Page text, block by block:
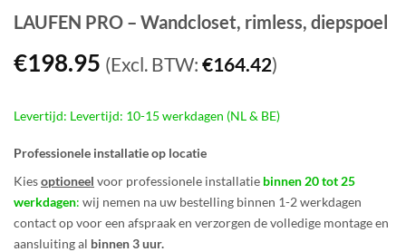
LAUFEN PRO – Wandcloset, rimless, diepspoel
€198.95 (Excl. BTW: €164.42)
Levertijd: Levertijd: 10-15 werkdagen (NL & BE)
Professionele installatie op locatie
Kiesoptioneel voor professionele installatie binnen 20 tot 25
werkdagen: wij nemen na uw bestelling binnen 1-2 werkdagen
contact op voor een afspraak en verzorgen de volledige montage en
aansluiting al binnen 3 uur.